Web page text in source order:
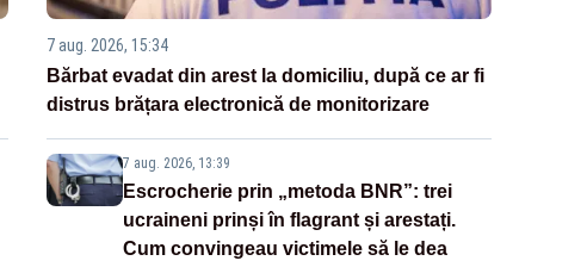
7 aug. 2026, 15:34
Bărbat evadat din arest la domiciliu, după ce ar fi
distrus brățara electronică de monitorizare
7 aug. 2026, 13:39
Escrocherie prin „metoda BNR”: trei
ucraineni prinși în flagrant și arestați.
Cum convingeau victimele să le dea